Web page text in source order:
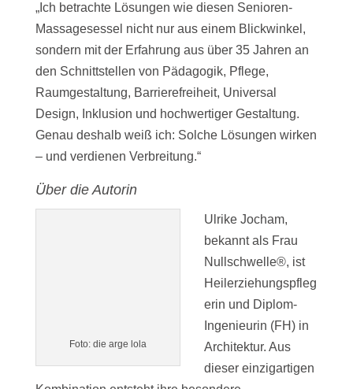
„Ich betrachte Lösungen wie diesen Senioren-
Massagesessel nicht nur aus einem Blickwinkel,
sondern mit der Erfahrung aus über 35 Jahren an
den Schnittstellen von Pädagogik, Pflege,
Raumgestaltung, Barrierefreiheit, Universal
Design, Inklusion und hochwertiger Gestaltung.
Genau deshalb weiß ich: Solche Lösungen wirken
– und verdienen Verbreitung.“
Über die Autorin
Foto: die arge lola
Ulrike Jocham,
bekannt als Frau
Nullschwelle®, ist
Heilerziehungspfleg
erin und Diplom-
Ingenieurin (FH) in
Architektur. Aus
dieser einzigartigen